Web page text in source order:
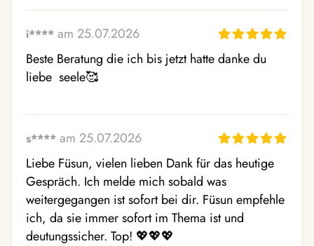
i**** am 25.07.2026
Beste Beratung die ich bis jetzt hatte danke du
liebe  seele🥰
s**** am 25.07.2026
Liebe Füsun, vielen lieben Dank für das heutige
Gespräch. Ich melde mich sobald was
weitergegangen ist sofort bei dir. Füsun empfehle
ich, da sie immer sofort im Thema ist und
deutungssicher. Top! 💖💖💖